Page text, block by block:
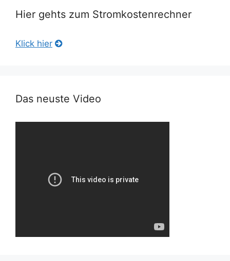
Hier gehts zum Stromkostenrechner
Klick hier
Das neuste Video